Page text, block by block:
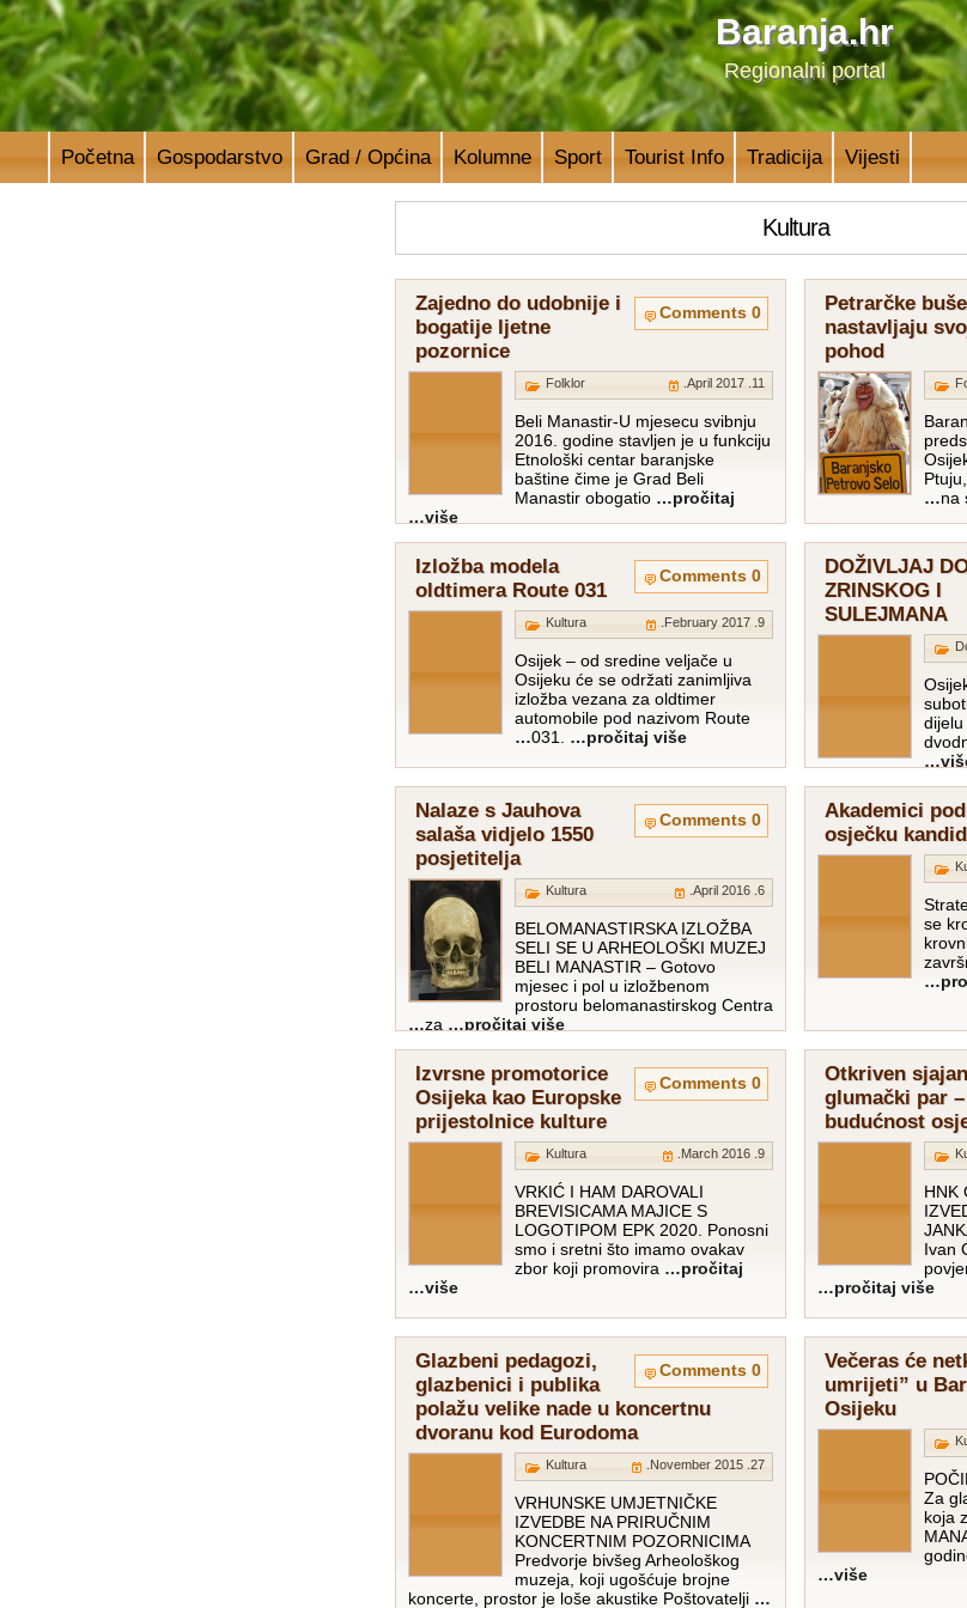
Baranja.hr
Regionalni portal
Početna Gospodarstvo Grad / Općina Kolumne Sport Tourist Info Tradicija Vijesti
Kultura
0 Comments
Zajedno do udobnije i
bogatije ljetne
pozornice
11. April 2017.
Folklor
Beli Manastir-U mjesecu svibnju
2016. godine stavljen je u funkciju
Etnološki centar baranjske
baštine čime je Grad Beli
Manastir obogatio …pročitaj
više…
Petrarčke buše
nastavljaju
pohod
na
0 Comments
Izložba modela
oldtimera Route 031
9. February 2017.
Kultura
Osijek – od sredine veljače u
Osijeku će se održati zanimljiva
izložba vezana za oldtimer
automobile pod nazivom Route
031. …pročitaj više…
DOŽIVLJAJ
ZRINSKOG I
SULEJMANA
0 Comments
Nalaze s Jauhova
salaša vidjelo 1550
posjetitelja
6. April 2016.
Kultura
BELOMANASTIRSKA IZLOŽBA
SELI SE U ARHEOLOŠKI MUZEJ
BELI MANASTIR – Gotovo
mjesec i pol u izložbenom
prostoru belomanastirskog Centra
za …pročitaj više…
Akademici
osječku
se
0 Comments
Izvrsne promotorice
Osijeka kao Europske
prijestolnice kulture
9. March 2016.
Kultura
VRKIĆ I HAM DAROVALI
BREVISICAMA MAJICE S
LOGOTIPOM EPK 2020. Ponosni
smo i sretni što imamo ovakav
zbor koji promovira …pročitaj
više…
Otkriven sjajan
glumački par –
budućnost
HNK
Ivan
pročitaj više…
0 Comments
Glazbeni pedagozi,
glazbenici i publika
polažu velike nade u koncertnu
dvoranu kod Eurodoma
27. November 2015.
Kultura
VRHUNSKE UMJETNIČKE
IZVEDBE NA PRIRUČNIM
KONCERTNIM POZORNICIMA
Predvorje bivšeg Arheološkog
muzeja, koji ugošćuje brojne
koncerte, prostor je loše akustike Poštovatelji …
“Večeras će
umrijeti” u
Osijeku
Za
koja
više…